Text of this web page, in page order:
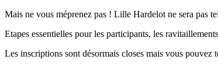
Mais ne vous méprenez pas ! Lille Hardelot ne sera pas
Etapes essentielles pour les participants, les
Les inscriptions sont désormais closes mais vous